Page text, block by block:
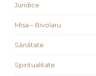
Juridice
Misa – Bivolaru
Sănătate
Spiritualitate